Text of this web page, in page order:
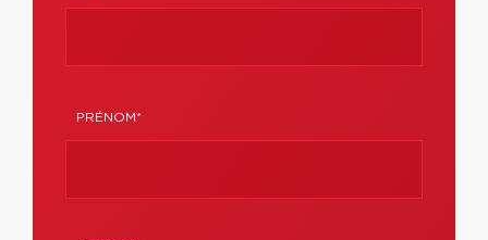
PRÉNOM*